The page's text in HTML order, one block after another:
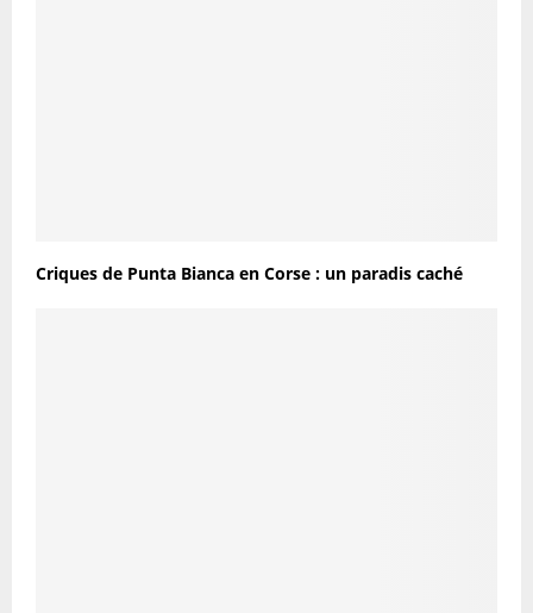
Criques de Punta Bianca en Corse : un paradis caché